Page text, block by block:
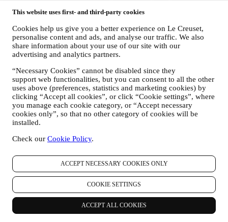
This website uses first- and third-party cookies
Cookies help us give you a better experience on Le Creuset,
personalise content and ads, and analyse our traffic. We also
share information about your use of our site with our
advertising and analytics partners.
“Necessary Cookies” cannot be disabled since they
support web functionalities, but you can consent to all the other
uses above (preferences, statistics and marketing cookies) by
clicking “Accept all cookies”, or click “Cookie settings”, where
you manage each cookie category, or “Accept necessary
cookies only”, so that no other category of cookies will be
installed.
Check our Cookie Policy.
ACCEPT NECESSARY COOKIES ONLY
COOKIE SETTINGS
ACCEPT ALL COOKIES
5. HOELANG BEWAREN WIJ UW GEGEVENS?
Wij bewaren uw persoonlijke gegevens zolang wij ze nodig hebben
voor de doeleinden waarvoor ze zijn verzameld, waarna ze worden
vernietigd of onbruikbaar worden gemaakt. Het kan bijvoorbeeld
voorkomen dat wij gegevens over uw aankoop moeten bewaren om
te voldoen aan onze wettelijke verplichtingen of om geschillen op te
lossen. Uw Le Creuset-account wordt live gehouden totdat u ons
vraagt om deze te annuleren. Wij bewaren uw gegevens om u
nieuwsbrieven, marketingcommunicatie en gepersonaliseerde
inhoud te bieden zolang u daarmee instemt. Uw persoonsgegevens
die voor marketingdoeleinden worden verzameld, worden
regelmatig gecontroleerd om na te gaan of u nog steeds
geïnteresseerd bent in het ontvangen van onze
kunnen wij u een bericht sturen om de bevestiging te vragen dat u in
marketingcommunicatie meer sturen.
6. MET WIE KUNNEN WIJ UW GEGEVENS DELEN?
Le Creuset-personeel
– Uw persoonsgegevens worden alleen
verwerkt door onze bevoegde medewerkers of door bevoegde
medewerkers van andere bedrijven binnen de Le Creuset-groep die
ons ondersteunen bij het leveren van de hierboven beschreven